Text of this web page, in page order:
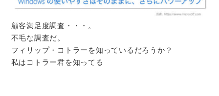
顧客満足度調査・・・。
不毛な調査だ。
フィリップ・コトラーを知っているだろうか？
私はコトラー君を知ってる